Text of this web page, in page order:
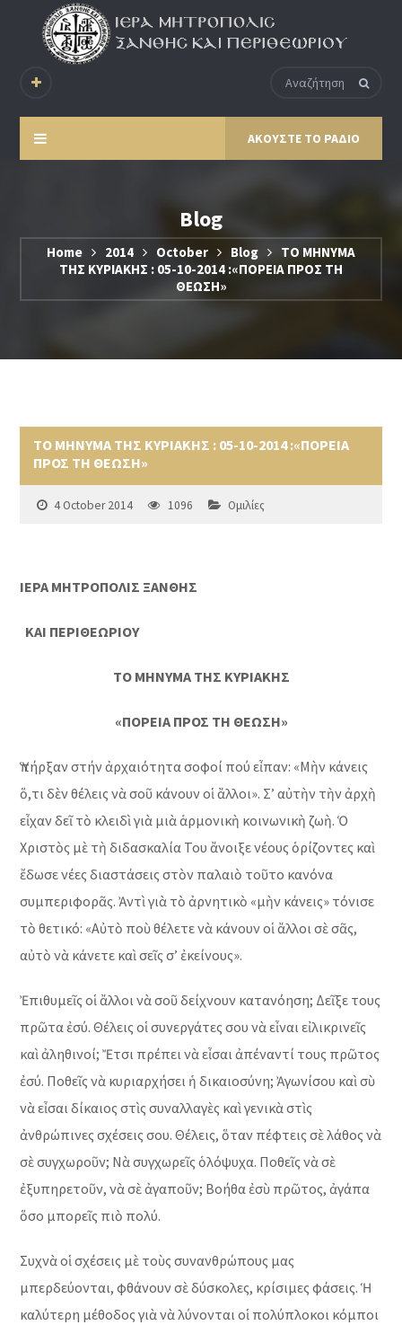
ΑΚΟΥΣΤΕ ΤΟ ΡΑΔΙΟ
Blog
Home 2014 October Blog
ΤΟ ΜΗΝΥΜΑ
ΤΗΣ ΚΥΡΙΑΚΗΣ : 05-10-2014 :«ΠΟΡΕΙΑ ΠΡΟΣ ΤΗ
ΘΕΩΣΗ»
ΤΟ ΜΗΝΥΜΑ ΤΗΣ ΚΥΡΙΑΚΗΣ : 05-10-2014 :«ΠΟΡΕΙΑ
ΠΡΟΣ ΤΗ ΘΕΩΣΗ»
4 October 2014 1096 Ομιλίες
ΙΕΡΑ ΜΗΤΡΟΠΟΛΙΣ ΞΑΝΘΗΣ
ΚΑΙ ΠΕΡΙΘΕΩΡΙΟΥ
ΤΟ ΜΗΝΥΜΑ ΤΗΣ ΚΥΡΙΑΚΗΣ
«ΠΟΡΕΙΑ ΠΡΟΣ ΤΗ ΘΕΩΣΗ»
Ὑπήρξαν στήν ἀρχαιότητα σοφοί πού εἶπαν: «Μὴν κάνεις
ὅ,τι δὲν θέλεις νὰ σοῦ κάνουν οἱ ἄλλοι». Σ’ αὐτὴν τὴν ἀρχὴ
εἶχαν δεῖ τὸ κλειδὶ γιὰ μιὰ ἁρμονικὴ κοινωνικὴ ζωὴ. Ὁ
Χριστὸς μὲ τὴ διδασκαλία Του ἄνοιξε νέους ὁρίζοντες καὶ
ἔδωσε νέες διαστάσεις στὸν παλαιὸ τοῦτο κανόνα
συμπεριφορᾶς. Ἀντὶ γιὰ τὸ ἀρνητικὸ «μὴν κάνεις» τόνισε
τὸ θετικό: «Αὐτὸ ποὺ θέλετε νὰ κάνουν οἱ ἄλλοι σὲ σᾶς,
αὐτὸ νὰ κάνετε καὶ σεῖς σ’ ἐκείνους».
Ἐπιθυμεῖς οἱ ἄλλοι νὰ σοῦ δείχνουν κατανόηση; Δεῖξε τους
πρῶτα ἐσύ. Θέλεις οἱ συνεργάτες σου νὰ εἶναι εἰλικρινεῖς
καὶ ἀληθινοί; Ἔτσι πρέπει νὰ εἶσαι ἀπέναντί τους πρῶτος
ἐσύ. Ποθεῖς νὰ κυριαρχήσει ἡ δικαιοσύνη; Ἀγωνίσου καὶ σὺ
νὰ εἶσαι δίκαιος στὶς συναλλαγὲς καὶ γενικὰ στὶς
ἀνθρώπινες σχέσεις σου. Θέλεις, ὅταν πέφτεις σὲ λάθος νὰ
σὲ συγχωροῦν; Νὰ συγχωρεῖς ὁλόψυχα. Ποθεῖς νὰ σὲ
ἐξυπηρετοῦν, νὰ σὲ ἀγαποῦν; Βοήθα ἐσὺ πρῶτος, ἀγάπα
ὅσο μπορεῖς πιὸ πολύ.
Συχνὰ οἱ σχέσεις μὲ τοὺς συνανθρώπους μας
μπερδεύονται, φθάνουν σὲ δύσκολες, κρίσιμες φάσεις. Ἡ
καλύτερη μέθοδος γιὰ νὰ λύνονται οἱ πολύπλοκοι κόμποι